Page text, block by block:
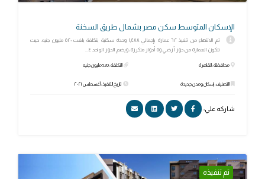
الإسكان المتوسط سكن مصر بشمال طريق السخنة
تم الانتهاء من تنفيذ ٦٢ عمارة بإجمالي ١,٤٨٨ وحدة سكنية بتكلفة بلغت ٥٢٠ مليون جنيه، حيث
تتكون العمارة من دور أرضي و٥ أدوار متكررة، ويضم الدور الواحد ٤...
محافظة: القاهرة
التصنيف: إسكان ومدن جديدة
التكلفة: 520 مليون جنيه
تاريخ التنفيذ: أغسطس ٢٠٢١
شاركه علي:
تم تنفيذه